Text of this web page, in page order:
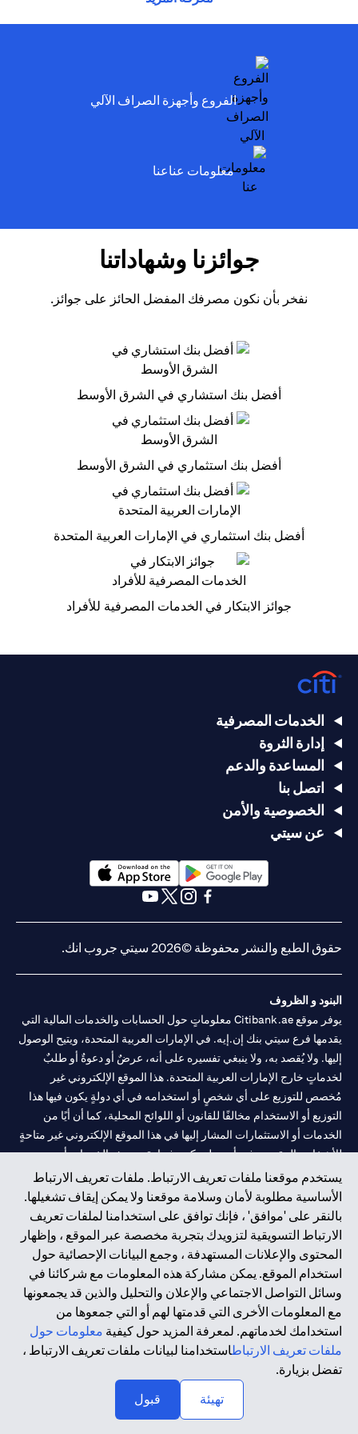
الفروع وأجهزة الصراف الآلي
معلومات عناعنا
جوائزنا وشهاداتنا
نفخر بأن نكون مصرفك المفضل الحائز على جوائز.
أفضل بنك استشاري في الشرق الأوسط
أفضل بنك استثماري في الشرق الأوسط
أفضل بنك استثماري في الإمارات العربية المتحدة
جوائز الابتكار في الخدمات المصرفية للأفراد
يستخدم موقعنا ملفات تعريف الارتباط. ملفات تعريف الارتباط
الأساسية مطلوبة لأمان وسلامة موقعنا ولا يمكن إيقاف تشغيلها.
بالنقر على 'موافق' ، فإنك توافق على استخدامنا لملفات تعريف
الارتباط التسويقية لتزويدك بتجربة مخصصة عبر الموقع ، وإظهار
المحتوى والإعلانات المستهدفة ، وجمع البيانات الإحصائية حول
استخدام الموقع. يمكن مشاركة هذه المعلومات مع شركائنا في
وسائل التواصل الاجتماعي والإعلان والتحليل والذين قد يجمعونها
مع المعلومات الأخرى التي قدمتها لهم أو التي جمعوها من
استخدامك لخدماتهم. لمعرفة المزيد حول كيفية معلومات حول
ملفات تعريف الارتباطاستخدامنا لبيانات ملفات تعريف الارتباط ،
تفضل بزيارة.
تهيئة
قبول
الخدمات المصرفية
إدارة الثروة
المساعدة والدعم
اتصل بنا
الخصوصية والأمن
عن سيتي
opens in a new tab
opens in a new tab
حقوق الطبع والنشر محفوظة ©2026 سيتي جروب انك.
البنود و الظروف
يوفر موقع Citibank.ae معلوماتٍ حول الحسابات والخدمات المالية التي
يقدمها فرع سيتي بنك إن.إيه. في الإمارات العربية المتحدة، ويتيح الوصول
إليها. ولا يُقصد به، ولا ينبغي تفسيره على أنه، عرضٌ أو دعوةٌ أو طلبٌ
لخدماتٍ خارج الإمارات العربية المتحدة. هذا الموقع الإلكتروني غير
مُخصص للتوزيع على أي شخصٍ أو استخدامه في أي دولةٍ يكون فيها هذا
التوزيع أو الاستخدام مخالفًا للقانون أو اللوائح المحلية، كما أن أيًا من
الخدمات أو الاستثمارات المشار إليها في هذا الموقع الإلكتروني غير متاحةٍ
للأشخاص المقيمين في أي دولةٍ يكون فيها تقديم هذه الخدمات أو
الاستثمارات مخالفًا للقانون أو اللوائح المحلية.
سيتي بنك هي علامة خدمة لشركة Citigroup Inc. أو .Citibank N.A ،
مستخدمة ومسجلة في جميع أنحاء العالم.
سيتي بنك إن. إيه. الإمارات مسجل لدى مصرف الإمارات المركزي تحت
أرقام التراخيص 202563 لفرع الوصل في دبي، 531989 لفرع مول
الإمارات في دبي، و CN-1002019 لفرع أبوظبي. هاتف: 4000 311 04.
فرع سيتي بنك إن إيه - الإمارات العربية المتحدة مرخص من مصرف
الإمارات العربية المتحدة المركزي كفرع لبنك أجنبي.
سيتي بنك إن إيه الإمارات العربية المتحدة مرخص من هيئة الأوراق المالية
والسلع في الإمارات العربية المتحدة ("SCA") للقيام بالنشاط المالي لـ أ)
الاستشارات المالية والتعريف والترويج بموجب ترخيص رقم
20200000097 ب) وسيط تداول في الأسواق الدولية بموجب ترخيص